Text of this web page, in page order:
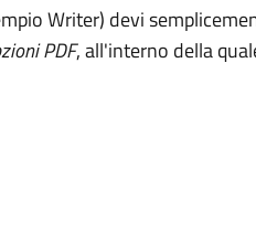
Writer) devi
PDF, all'interno della